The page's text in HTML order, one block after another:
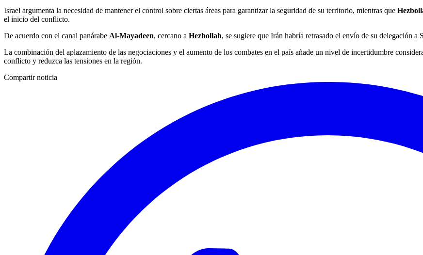
Israel argumenta la necesidad de mantener el control sobre ciertas áreas para garantizar la seguridad de su territorio, mientras que
el inicio del conflicto.
De acuerdo con el canal panárabe Al-Mayadeen, cercano a Hezbollah, se sugiere que Irán habría retrasado el envío de su delegación
La combinación del aplazamiento de las negociaciones y el aumento de los combates en el país añade un nivel de incertidumbre
conflicto y reduzca las tensiones en la región.
Compartir noticia